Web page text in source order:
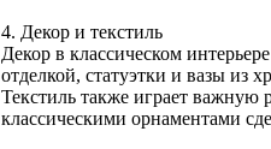
4. Декор и текстиль
Декор в классическом
отделкой, статуэтки и вазы из
Текстиль также играет
классическими орнаментами